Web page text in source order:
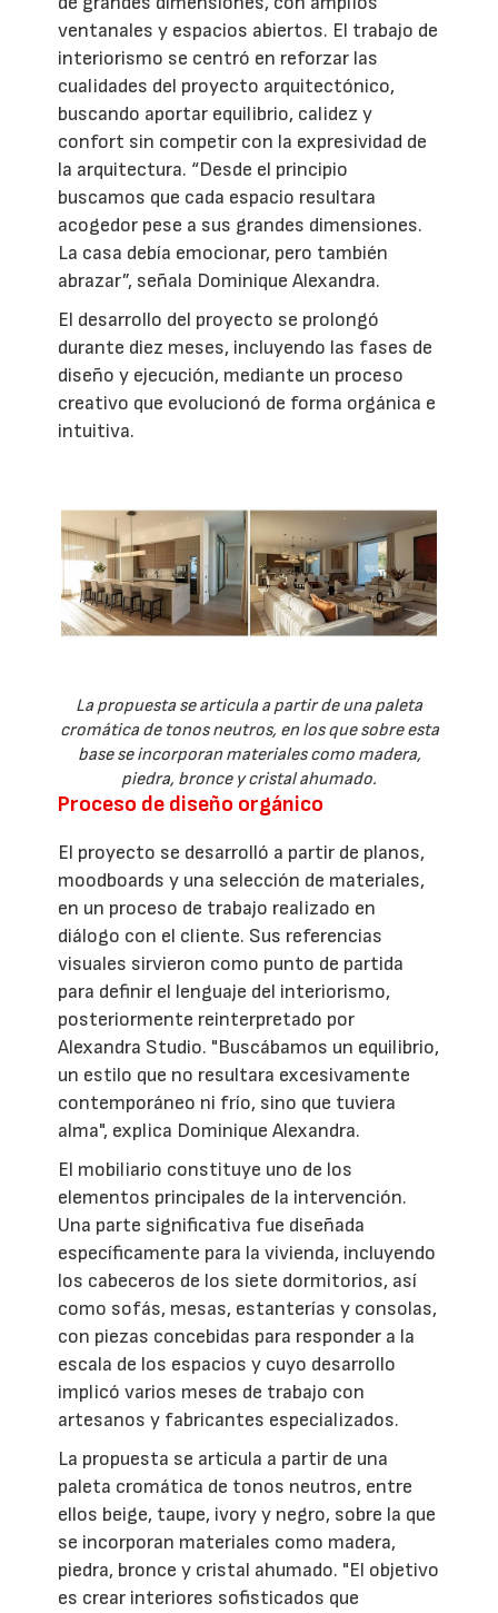
ventanales y espacios abiertos. El trabajo de
interiorismo se centró en reforzar las
cualidades del proyecto arquitectónico,
buscando aportar equilibrio, calidez y
confort sin competir con la expresividad de
la arquitectura. “Desde el principio
buscamos que cada espacio resultara
acogedor pese a sus grandes dimensiones.
La casa debía emocionar, pero también
abrazar”, señala Dominique Alexandra.
El desarrollo del proyecto se prolongó
durante diez meses, incluyendo las fases de
diseño y ejecución, mediante un proceso
creativo que evolucionó de forma orgánica e
intuitiva.
La propuesta se articula a partir de una paleta
cromática de tonos neutros, en los que sobre esta
base se incorporan materiales como madera,
piedra, bronce y cristal ahumado.
Proceso de diseño orgánico
El proyecto se desarrolló a partir de planos,
moodboards y una selección de materiales,
en un proceso de trabajo realizado en
diálogo con el cliente. Sus referencias
visuales sirvieron como punto de partida
para definir el lenguaje del interiorismo,
posteriormente reinterpretado por
Alexandra Studio. "Buscábamos un equilibrio,
un estilo que no resultara excesivamente
contemporáneo ni frío, sino que tuviera
alma", explica Dominique Alexandra.
El mobiliario constituye uno de los
elementos principales de la intervención.
Una parte significativa fue diseñada
específicamente para la vivienda, incluyendo
los cabeceros de los siete dormitorios, así
como sofás, mesas, estanterías y consolas,
con piezas concebidas para responder a la
escala de los espacios y cuyo desarrollo
implicó varios meses de trabajo con
artesanos y fabricantes especializados.
La propuesta se articula a partir de una
paleta cromática de tonos neutros, entre
ellos beige, taupe, ivory y negro, sobre la que
se incorporan materiales como madera,
piedra, bronce y cristal ahumado. "El objetivo
es crear interiores sofisticados que